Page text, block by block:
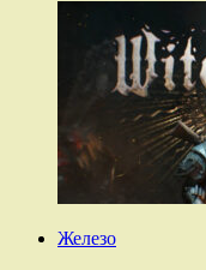
Железо